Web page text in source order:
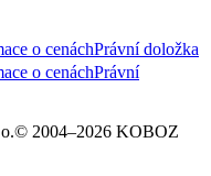
o cenáchPrávní doložka
o cenáchPrávní
© 2004–2026 KOBOZ